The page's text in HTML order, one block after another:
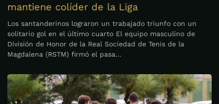
mantiene colíder de la Liga
Los santanderinos lograron un trabajado triunfo con un
solitario gol en el último cuarto El equipo masculino de
División de Honor de la Real Sociedad de Tenis de la
Magdalena (RSTM) firmó el pasa…